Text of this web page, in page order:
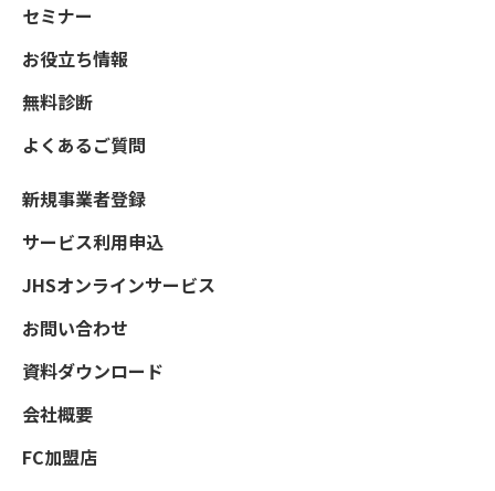
セミナー
お役立ち情報
無料診断
よくあるご質問
新規事業者登録
サービス利用申込
JHSオンラインサービス
お問い合わせ
資料ダウンロード
会社概要
FC加盟店